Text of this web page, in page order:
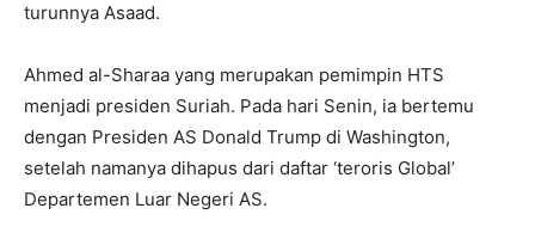
turunnya Asaad.
Ahmed al-Sharaa yang merupakan pemimpin HTS
menjadi presiden Suriah. Pada hari Senin, ia bertemu
dengan Presiden AS Donald Trump di Washington,
setelah namanya dihapus dari daftar ‘teroris Global’
Departemen Luar Negeri AS.